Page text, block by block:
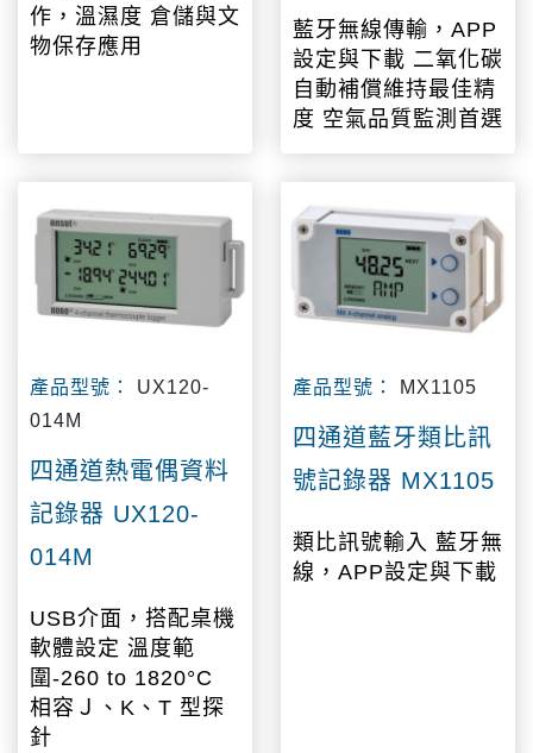
作，溫濕度 倉儲與文
物保存應用
藍牙無線傳輸，APP
設定與下載 二氧化碳
自動補償維持最佳精
度 空氣品質監測首選
產品型號：
UX120-
014M
四通道熱電偶資料
記錄器 UX120-
014M
USB介面，搭配桌機
軟體設定 溫度範
圍-260 to 1820°C
相容Ｊ、K、T 型探
針
產品型號： MX1105
四通道藍牙類比訊
號記錄器 MX1105
類比訊號輸入 藍牙無
線，APP設定與下載